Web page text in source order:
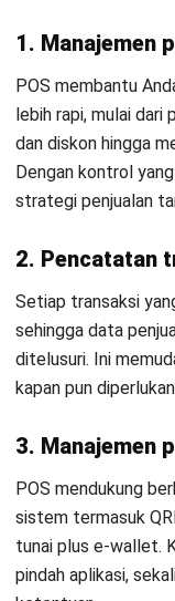
1. Manajemen
POS membantu
lebih rapi, mulai
dan diskon hingga
Dengan kontrol
strategi penjualan
2. Pencatatan
Setiap transaksi
sehingga data
ditelusuri. Ini
kapan pun
3. Manajemen
POS mendukung
sistem termasuk
tunai plus e-wallet.
pindah aplikasi,